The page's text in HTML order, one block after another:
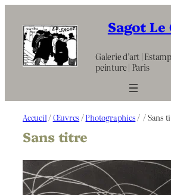
contenu
Sagot Le
Galerie d’art |
peinture | Paris
Accueil /Œuvres /Photographies / / Sans
Sans titre